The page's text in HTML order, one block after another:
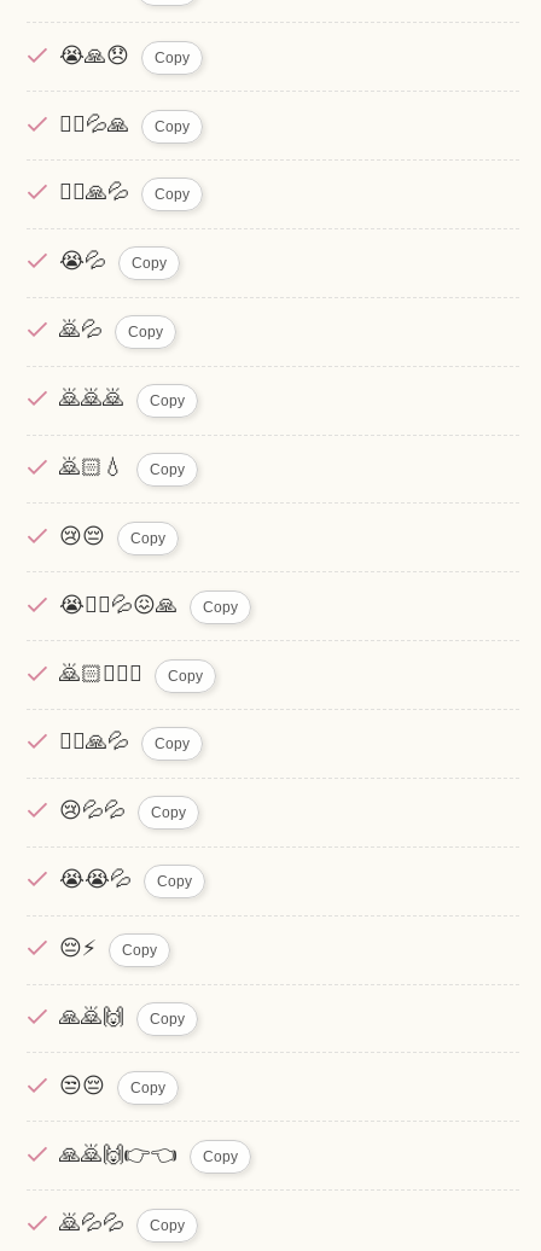
😭🙏😞 Copy
🙇‍♀️💦🙏 Copy
🙇‍♂️🙏💦 Copy
😭💦 Copy
🙇💦 Copy
🙇🙇🙇 Copy
🙇🏻💧 Copy
😢😔 Copy
😭🙇‍♂️💦😖🙏 Copy
🙇🏻🙇🏻‍♂️ Copy
🙇‍♀️🙏💦 Copy
😢💦💦 Copy
😭😭💦 Copy
😔⚡ Copy
🙏🙇🙌 Copy
😒😔 Copy
🙏🙇🙌👉👈 Copy
🙇💦💦 Copy